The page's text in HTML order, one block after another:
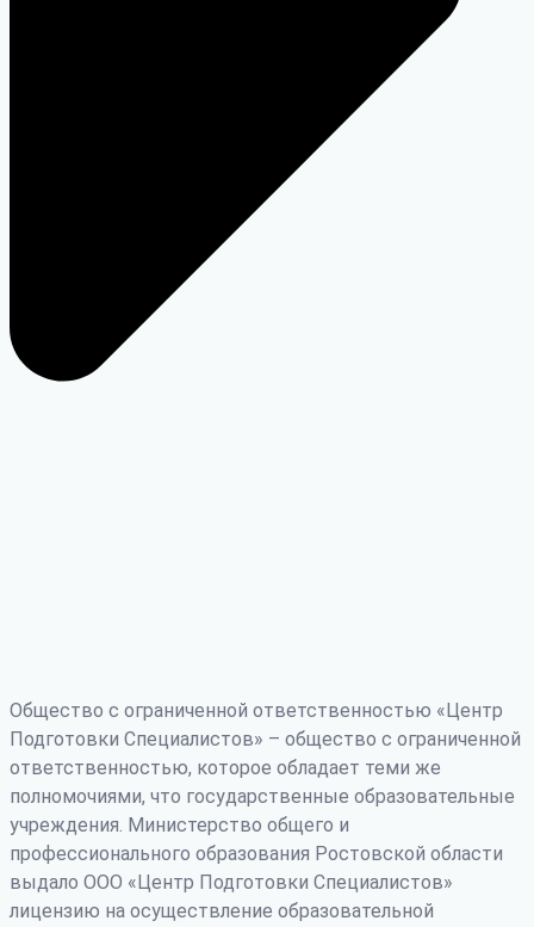
Общество с ограниченной ответственностью «Центр
Подготовки Специалистов» – общество с ограниченной
ответственностью, которое обладает теми же
полномочиями, что государственные образовательные
учреждения. Министерство общего и
профессионального образования Ростовской области
выдало ООО «Центр Подготовки Специалистов»
лицензию на осуществление образовательной